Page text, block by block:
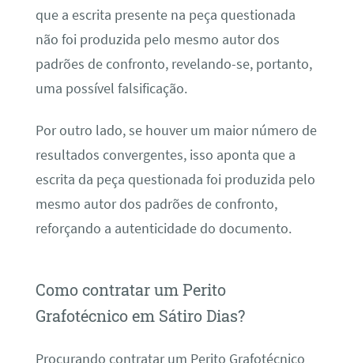
que a escrita presente na peça questionada
não foi produzida pelo mesmo autor dos
padrões de confronto, revelando-se, portanto,
uma possível falsificação.
Por outro lado, se houver um maior número de
resultados convergentes, isso aponta que a
escrita da peça questionada foi produzida pelo
mesmo autor dos padrões de confronto,
reforçando a autenticidade do documento.
Como contratar um Perito
Grafotécnico em Sátiro Dias?
Procurando contratar um Perito Grafotécnico